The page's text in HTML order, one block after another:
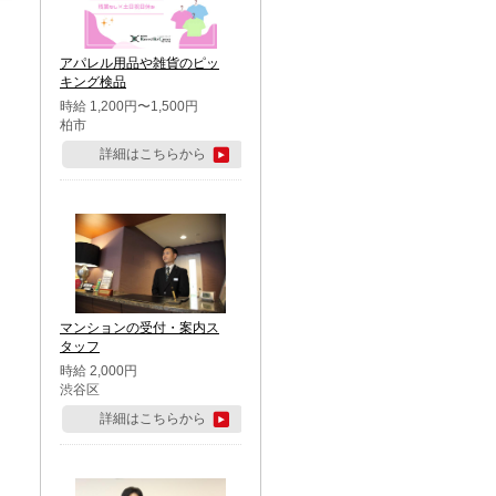
アパレル用品や雑貨のピッ
キング検品
時給 1,200円〜1,500円
柏市
詳細はこちらから
マンションの受付・案内ス
タッフ
時給 2,000円
渋谷区
詳細はこちらから